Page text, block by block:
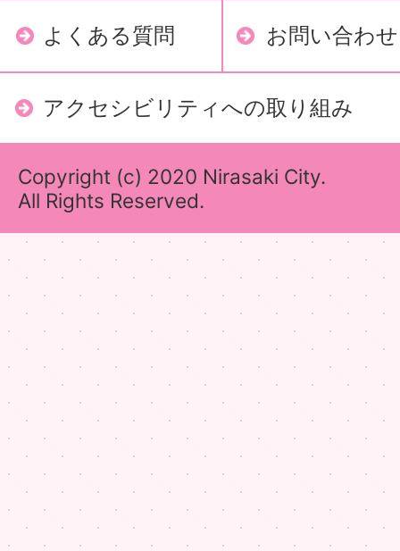
よくある質問 お問い合わせ
アクセシビリティへの取り組み
Copyright (c) 2020 Nirasaki City.
All Rights Reserved.